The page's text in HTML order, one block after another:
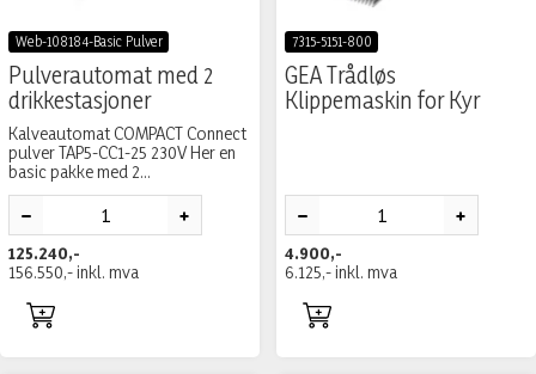
Web-108184-Basic Pulver
Pulverautomat med 2
drikkestasjoner
Kalveautomat COMPACT Connect
pulver TAP5-CC1-25 230V Her en
basic pakke med 2...
125.240,-
156.550,-inkl. mva
7315-5151-800
GEA Trådløs
Klippemaskin for Kyr
4.900,-
6.125,-inkl. mva